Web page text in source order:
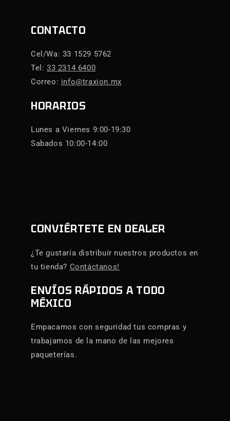
CONTACTO
Cel/Wa: 33 1529 5762
Tel:33 2314 6400
Correo: info@traxion.mx
HORARIOS
Lunes a Viernes 9:00-19:30
Sabados 10:00-14:00
CONVIÉRTETE EN DEALER
¿Te gustaría distribuir nuestros productos en
tu tienda? Contáctanos!
ENVÍOS RÁPIDOS A TODO
MÉXICO
Empacamos con seguridad tus compras y
trabajamos de la mano de las mejores
paqueterías.